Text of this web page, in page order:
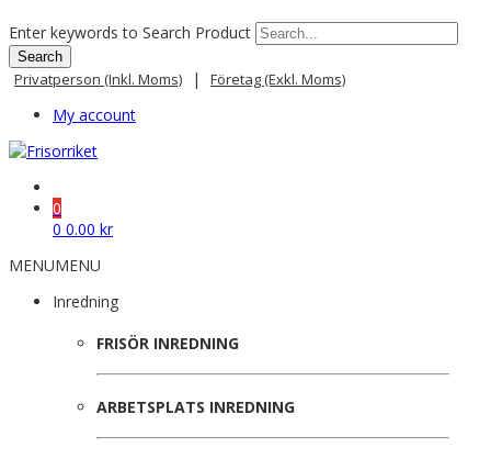
Enter keywords to Search Product
Privatperson (inkl. Moms) | Företag (exkl. Moms)
My account
0
0 0.00 kr
MENUMENU
Inredning
FRISÖR INREDNING
ARBETSPLATS INREDNING